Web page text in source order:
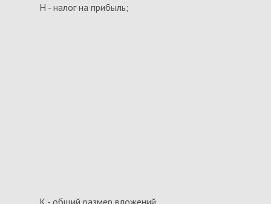
Н - налог на прибыль;
К - общий размер вложений.